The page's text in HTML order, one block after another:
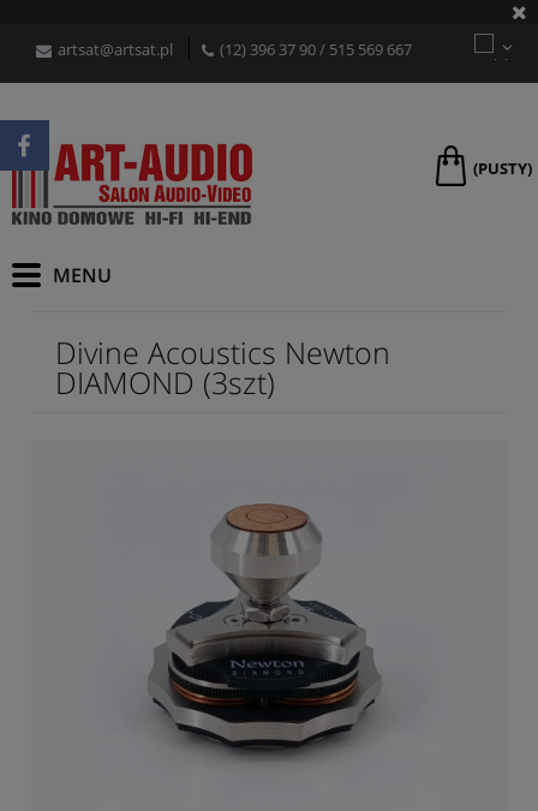
artsat@artsat.pl (12) 396 37 90/ 515 569 667
(PUSTY)
Divine Acoustics Newton
DIAMOND (3szt)